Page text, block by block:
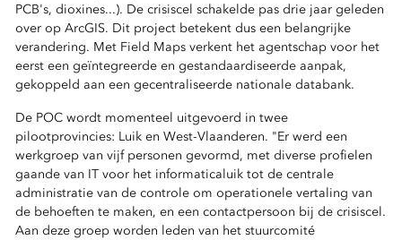
PCB's, dioxines...). De crisiscel schakelde pas drie jaar geleden
over op ArcGIS. Dit project betekent dus een belangrijke
verandering. Met Field Maps verkent het agentschap voor het
eerst een geïntegreerde en gestandaardiseerde aanpak,
gekoppeld aan een gecentraliseerde nationale databank.
De POC wordt momenteel uitgevoerd in twee
pilootprovincies: Luik en West-Vlaanderen. "Er werd een
werkgroep van vijf personen gevormd, met diverse profielen
gaande van IT voor het informaticaluik tot de centrale
administratie van de controle om operationele vertaling van
de behoeften te maken, en een contactpersoon bij de crisiscel.
Aan deze groep worden leden van het stuurcomité